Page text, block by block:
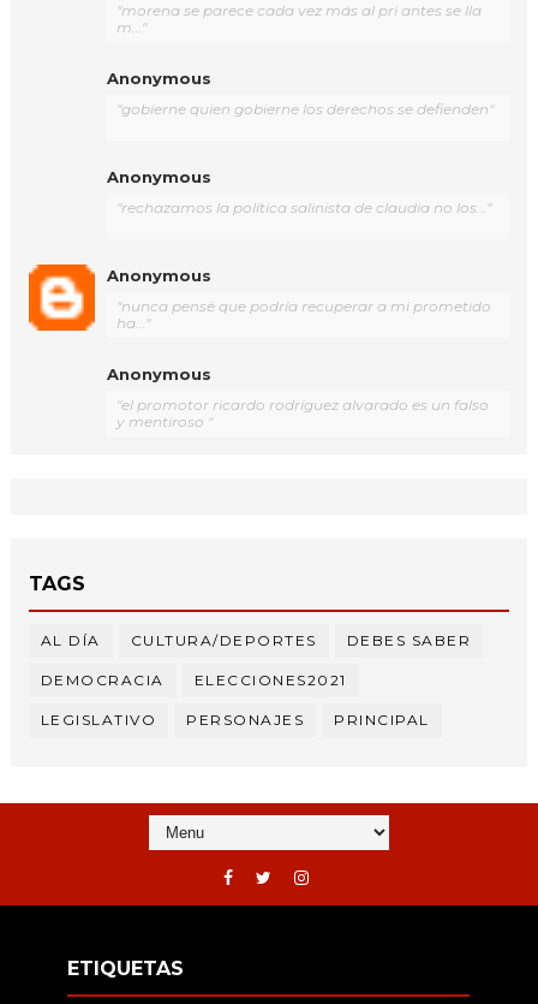
"morena se parece cada vez más al pri antes se lla
m..."
Anonymous
"gobierne quien gobierne los derechos se defienden"
Anonymous
"rechazamos la política salinista de claudia no los..."
Anonymous
"nunca pensé que podría recuperar a mi prometido
ha..."
Anonymous
"el promotor ricardo rodríguez alvarado es un falso
y mentiroso "
TAGS
AL DÍA CULTURA/DEPORTES DEBES SABER
DEMOCRACIA ELECCIONES2021
LEGISLATIVO PERSONAJES PRINCIPAL
ETIQUETAS